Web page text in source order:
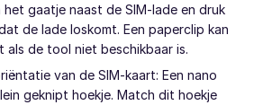
gaatje naast de SIM-lade en druk
de lade loskomt. Een paperclip kan
als de tool niet beschikbaar is.
van de SIM-kaart: Een nano
geknipt hoekje. Match dit hoekje